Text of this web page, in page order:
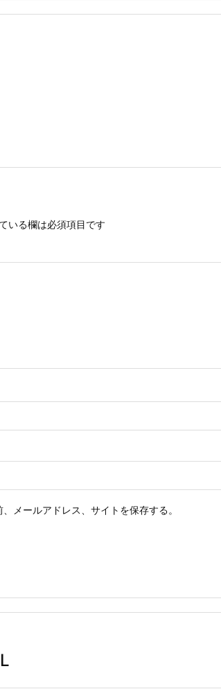
いる欄は必須項目です
メールアドレス、サイトを保存する。